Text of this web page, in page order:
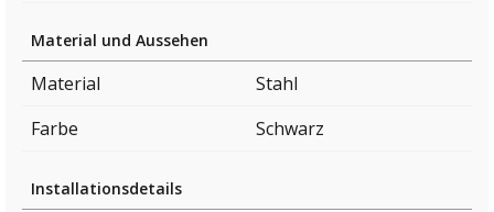
Material und Aussehen
Material
Stahl
Farbe
Schwarz
Installationsdetails